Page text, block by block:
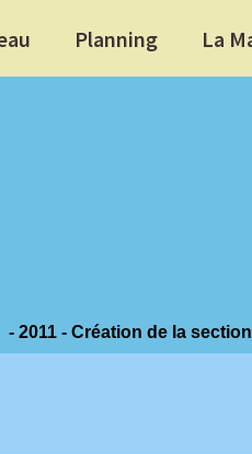
Planning La
- 2011 - Création de la